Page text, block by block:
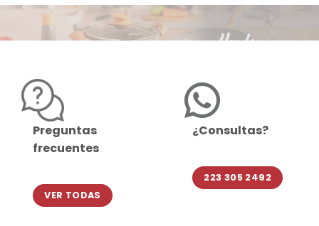
Preguntas
frecuentes
VER TODAS
¿Consultas?
223 305 2492